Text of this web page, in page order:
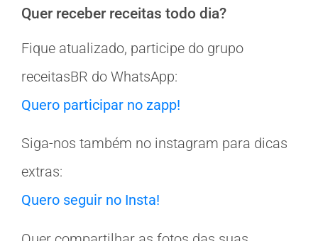
Quer receber receitas todo dia?
Fique atualizado, participe do grupo
receitasBR do WhatsApp:
Quero participar no zapp!
Siga-nos também no instagram para dicas
extras:
Quero seguir no Insta!